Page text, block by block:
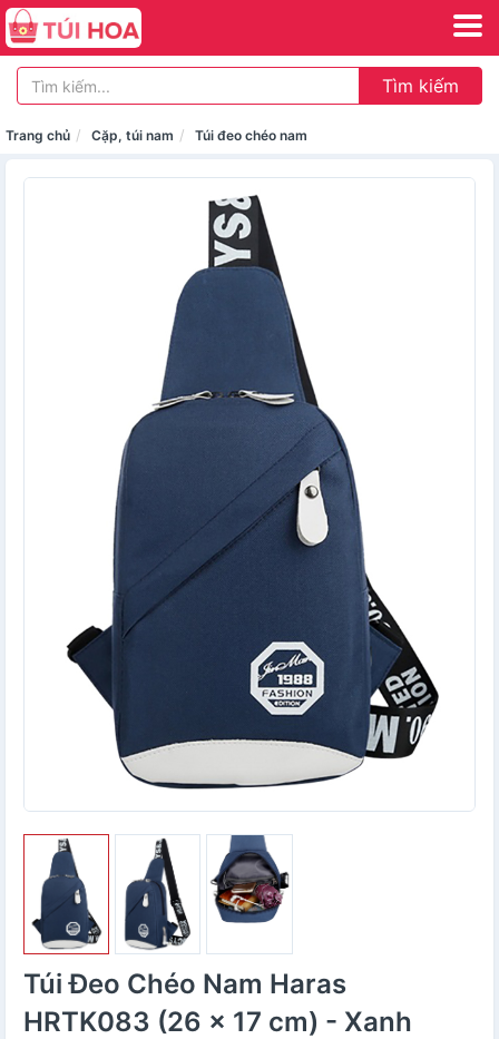
Tìm kiếm
Trang chủ Cặp, túi nam Túi đeo chéo nam
Túi Đeo Chéo Nam Haras
HRTK083 (26 x 17 cm) - Xanh